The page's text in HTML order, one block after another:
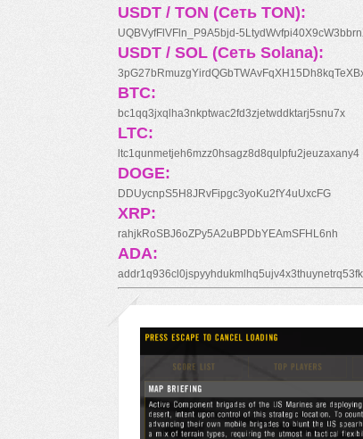
USDT / TON (Сеть TON):
UQBVyfFlVFln_P9A5bjd-
USDT / SOL (Сеть Solana):
BTC:
bc1qq3jxqlha3nkptwac2fd3zjetwddktarj5snu7x
LTC:
ltc1qunmetjeh6mzz0hsagz8d8qulpfu2jeuzaxany4
DOGE:
DDUycnpS5H8JRvFipgc3yoKu2fY4uUxcFG
XRP:
rahjkRoSBJ6oZPy5A2uBPDbYEAmSFHL6nh
ADA: